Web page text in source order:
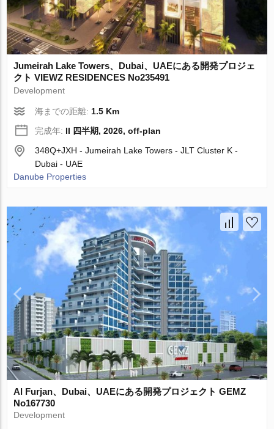
Jumeirah Lake Towers、Dubai、UAEにある開発プロジェ
クト VIEWZ RESIDENCES No235491
Development
海までの距離: 1.5 Km
完成年: II 四半期, 2026, off-plan
348Q+JXH - Jumeirah Lake Towers - JLT Cluster K -
Dubai - UAE
Danube Properties
Al Furjan、Dubai、UAEにある開発プロジェクト GEMZ
No167730
Development